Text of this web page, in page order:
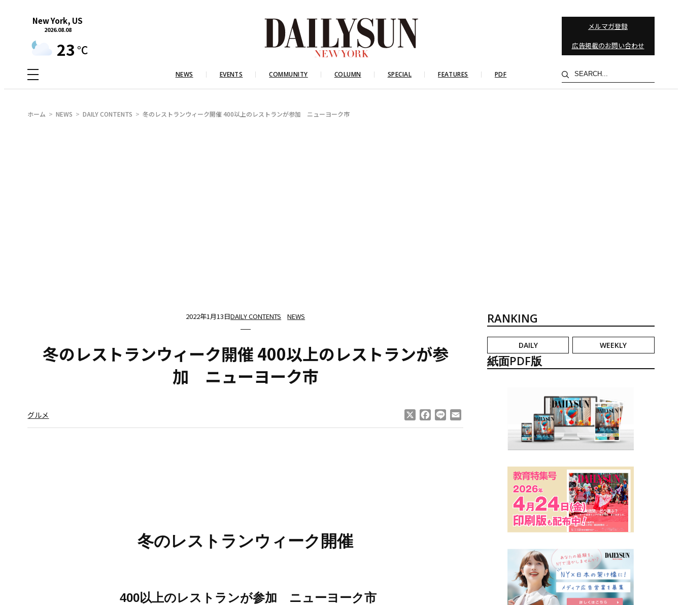
New York, US
2026.08.08
23 °C
メルマガ登録
広告掲載のお問い合わせ
NEWS EVENTS COMMUNITY COLUMN SPECIAL FEATURES PDF
検
索
ホーム NEWS DAILY CONTENTS 冬のレストランウィーク開催 400以上のレストランが参加 ニューヨーク市
2022年1月13日DAILY CONTENTS NEWS
冬のレストランウィーク開催 400以上のレストランが参
加 ニューヨーク市
グルメ Facebook
Line
冬のレストランウィーク開催
400以上のレストランが参加 ニューヨーク市
RANKING
DAILY WEEKLY
紙面PDF版